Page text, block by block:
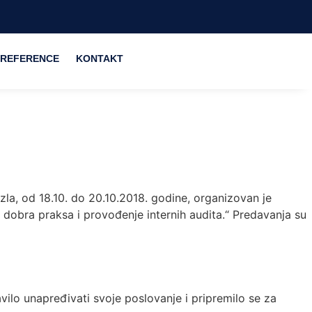
REFERENCE KONTAKT
od 18.10. do 20.10.2018. godine, organizovan je
praksa i provođenje internih audita.“ Predavanja su
unapređivati svoje poslovanje i pripremilo se za